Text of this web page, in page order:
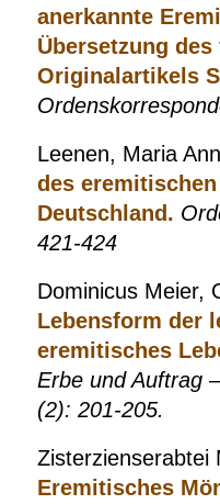
anerkannte
Übersetzung
Originalartikels
Leenen, Maria
des
Deutschland.
421-424
Dominicus Meier,
Lebensform der
eremitisches
Erbe und Auftrag
(2): 201-205.
Zisterzienserabtei
Eremitisches